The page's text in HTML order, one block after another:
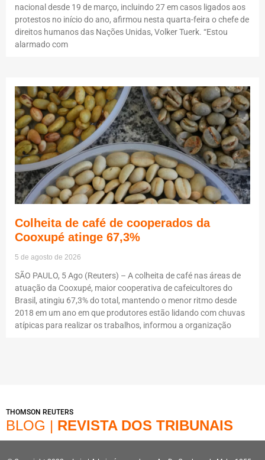
nacional desde 19 de março, incluindo 27 em casos ligados aos
protestos no início do ano, afirmou nesta quarta-feira o chefe de
direitos humanos das Nações Unidas, Volker Tuerk. “Estou
alarmado com
Colheita de café de cooperados da
Cooxupé atinge 67,3%
5 de agosto de 2026
SÃO PAULO, 5 Ago (Reuters) – A colheita de café nas áreas de
atuação da Cooxupé, maior cooperativa de cafeicultores do
Brasil, atingiu 67,3% do total, mantendo o menor ritmo desde
2018 em um ano em que produtores estão lidando com chuvas
atípicas para realizar os trabalhos, informou a organização
THOMSON REUTERS
BLOG | REVISTA DOS TRIBUNAIS